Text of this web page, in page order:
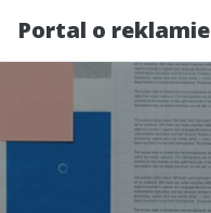
Portal o reklamie